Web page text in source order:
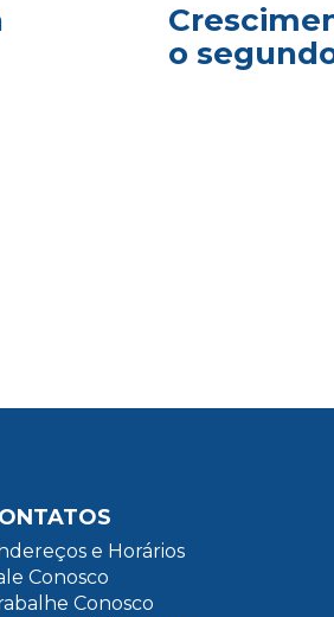
o
e Horários
Conosco
Conosco